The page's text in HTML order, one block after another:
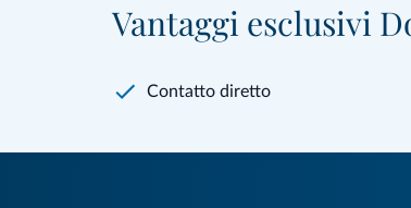
Vantaggi esclusivi
Contatto diretto